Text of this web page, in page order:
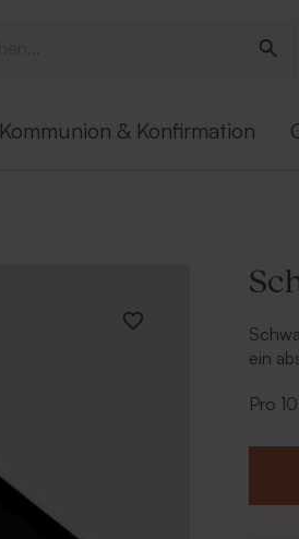
Kommunion & Konfirmation
ein
Pro